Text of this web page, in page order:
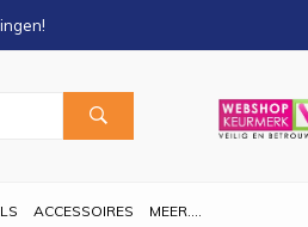
ACCESSOIRES MEER....